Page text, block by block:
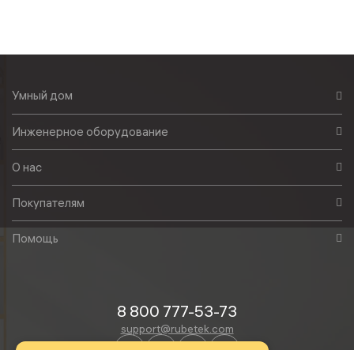
Умный дом
Инженерное оборудование
О нас
Покупателям
Помощь
8 800 777-53-73
support@rubetek.com